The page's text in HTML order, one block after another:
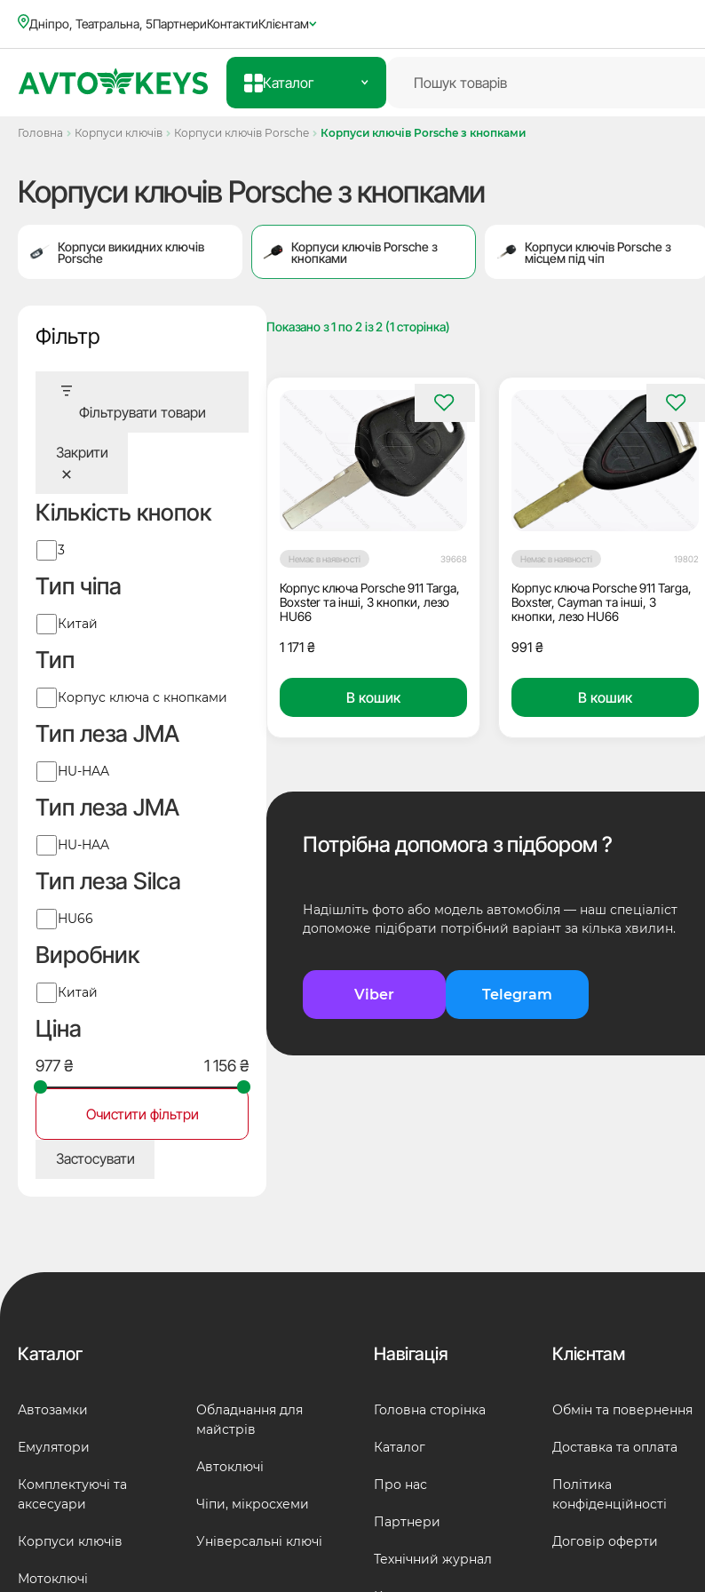
Дніпро, Театральна, 5ПартнериКонтактиКлієнтам
Каталог
Головна Корпуси ключів Корпуси ключів Porsche Корпуси ключів Porsche з кнопками
Корпуси ключів Porsche з кнопками
Корпуси викидних ключів
Porsche
Корпуси ключів Porsche з
кнопками
Корпуси ключів Porsche з
місцем під чіп
Фільтр
Фільтрувати товари
Закрити
Кількість кнопок
Кількість
3
Тип чіпа
Виробник
Китай
Тип
ТипКорпус ключа с кнопками
Тип леза JMA
Тип
JMA
HU-HAA
Тип леза JMA
Тип
JMA
HU-HAA
Тип леза Silca
Тип
Silca
HU66
Виробник
Виробник
Китай
Ціна
Очистити фільтри
Застосувати
Показано з1по2із2 (1 сторінка)
Немає в наявності 39668
Корпус ключа Porsche 911 Targa,
Boxster та інші, 3 кнопки, лезо
HU66
1 171 ₴
В кошик
Немає в наявності 19802
Корпус ключа Porsche 911 Targa,
Boxster, Cayman та інші, 3
кнопки, лезо HU66
991 ₴
В кошик
Потрібна допомога з підбором ?
Надішліть фото або модель автомобіля — наш спеціаліст
допоможе підібрати потрібний варіант за кілька хвилин.
Viber Telegram
Каталог
Автозамки
Емулятори
Комплектуючі та
аксесуари
Корпуси ключів
Мотоключі
Обладнання для
майстрів
Автоключі
Чіпи, мікросхеми
Універсальні ключі
Навігація
Головна сторінка
Каталог
Про нас
Партнери
Технічний журнал
Клієнтам
Обмін та повернення
Доставка та оплата
Політика
конфіденційності
Договір оферти